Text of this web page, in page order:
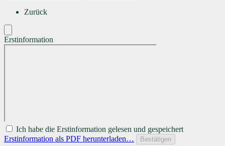
Zurück
Erstinformation
Ich habe die Erstinformation gelesen und gespeichert
Erstinformation als PDF herunterladen…
Bestätigen